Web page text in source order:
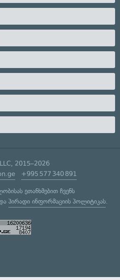
2015–2026
+995 577 340 891
ეთანხმებით ჩვენს
პირადი ინფორმაციის პოლიტიკას.